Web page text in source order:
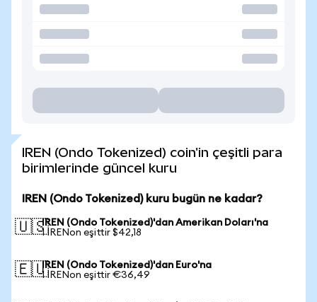
IREN (Ondo Tokenized) coin'in çeşitli para
birimlerinde güncel kuru
IREN (Ondo Tokenized) kuru bugün ne kadar?
🇺🇸IREN (Ondo Tokenized)'dan Amerikan Doları'na
1 IRENon eşittir $42,18
🇪🇺IREN (Ondo Tokenized)'dan Euro'na
1 IRENon eşittir €36,49